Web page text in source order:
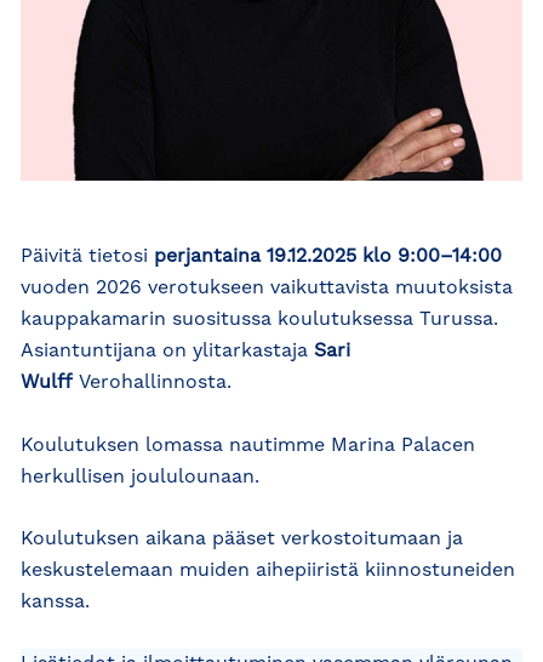
Päivitä tietosi perjantaina 19.12.2025 klo 9:00–14:00
vuoden 2026 verotukseen vaikuttavista muutoksista
kauppakamarin suositussa koulutuksessa Turussa.
Asiantuntijana on ylitarkastaja Sari
Wulff Verohallinnosta.
Koulutuksen lomassa nautimme Marina Palacen
herkullisen joululounaan.
Koulutuksen aikana pääset verkostoitumaan ja
keskustelemaan muiden aihepiiristä kiinnostuneiden
kanssa.